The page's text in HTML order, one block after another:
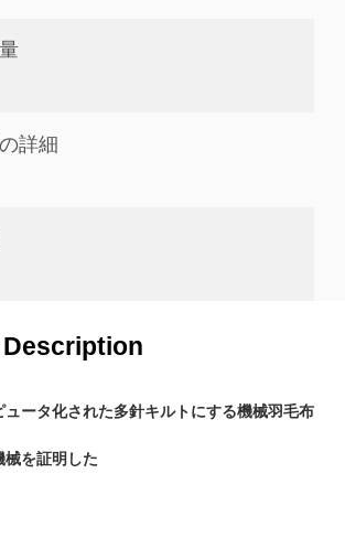
詳細
ータ化された多針キルトにする機械羽毛布
械を証明した